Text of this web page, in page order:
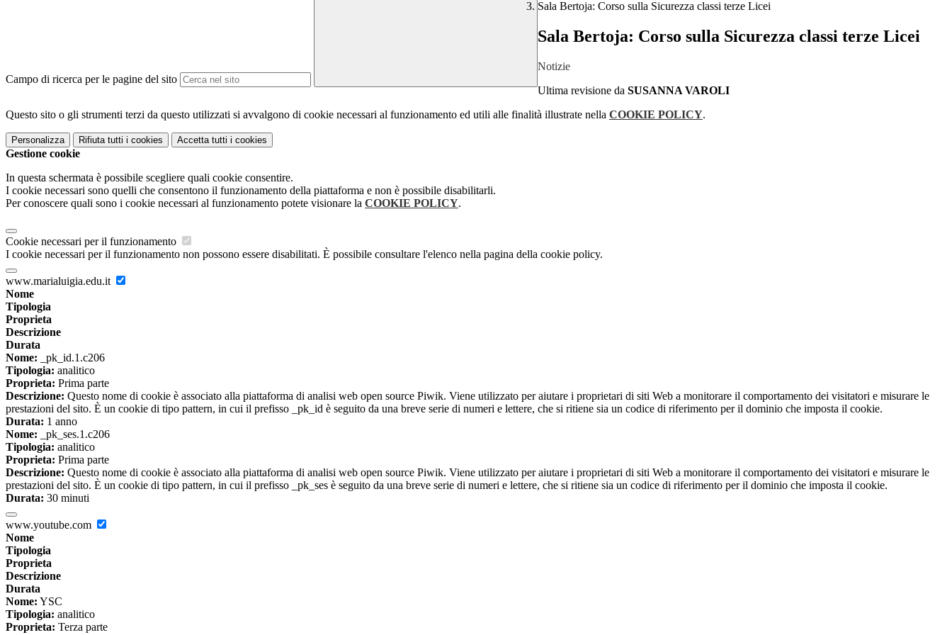
Campo di ricerca per le pagine del sito
Sala Bertoja: Corso sulla Sicurezza classi terze Licei
Sala Bertoja: Corso sulla Sicurezza classi terze Licei
Notizie
Ultima revisione da SUSANNA VAROLI
Questo sito o gli strumenti terzi da questo utilizzati si avvalgono di cookie necessari al funzionamento ed utili alle finalità illustrate nella COOKIE POLICY.
Personalizza Rifiuta tutti i cookies Accetta tutti i cookies
Gestione cookie
In questa schermata è possibile scegliere quali cookie consentire.
I cookie necessari sono quelli che consentono il funzionamento della piattaforma e non è possibile disabilitarli.
Per conoscere quali sono i cookie necessari al funzionamento potete visionare la COOKIE POLICY.
Cookie necessari per il funzionamento
I cookie necessari per il funzionamento non possono essere disabilitati. È possibile consultare l'elenco nella pagina della cookie policy.
www.marialuigia.edu.it
Nome
Tipologia
Proprieta
Descrizione
Durata
Nome: _pk_id.1.c206
Tipologia: analitico
Proprieta: Prima parte
Descrizione: Questo nome di cookie è associato alla piattaforma di analisi web open source Piwik. Viene utilizzato per aiutare i proprietari di siti Web a monitorare il comportamento dei visitatori e misurare le
prestazioni del sito. È un cookie di tipo pattern, in cui il prefisso _pk_id è seguito da una breve serie di numeri e lettere, che si ritiene sia un codice di riferimento per il dominio che imposta il cookie.
Durata: 1 anno
Nome: _pk_ses.1.c206
Tipologia: analitico
Proprieta: Prima parte
Descrizione: Questo nome di cookie è associato alla piattaforma di analisi web open source Piwik. Viene utilizzato per aiutare i proprietari di siti Web a monitorare il comportamento dei visitatori e misurare le
prestazioni del sito. È un cookie di tipo pattern, in cui il prefisso _pk_ses è seguito da una breve serie di numeri e lettere, che si ritiene sia un codice di riferimento per il dominio che imposta il cookie.
Durata: 30 minuti
www.youtube.com
Nome
Tipologia
Proprieta
Descrizione
Durata
Nome: YSC
Tipologia: analitico
Proprieta: Terza parte